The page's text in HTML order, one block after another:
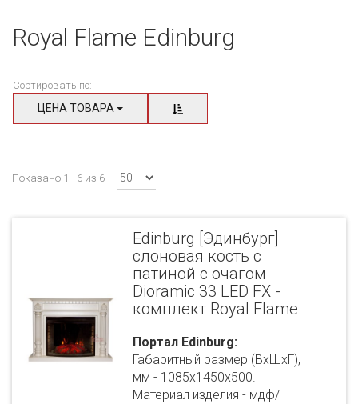
Royal Flame Edinburg
Сортировать по:
ЦЕНА ТОВАРА
Показано 1 - 6 из 6
Edinburg [Эдинбург]
слоновая кость с
патиной с очагом
Dioramic 33 LED FX -
комплект Royal Flame
Портал Edinburg:
Габаритный размер (ВхШхГ),
мм - 1085х1450х500.
Материал изделия - мдф/